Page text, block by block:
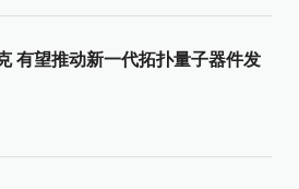
有望推动新一代拓扑量子器件发